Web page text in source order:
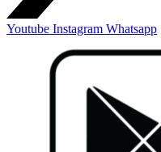
Youtube Instagram Whatsapp